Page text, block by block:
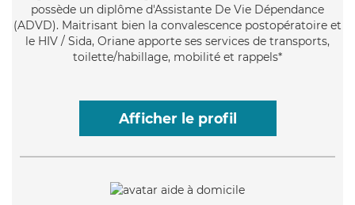
possède un diplôme d'Assistante De Vie Dépendance
(ADVD). Maitrisant bien la convalescence postopératoire et
le HIV / Sida, Oriane apporte ses services de transports,
toilette/habillage, mobilité et rappels*
Afficher le profil